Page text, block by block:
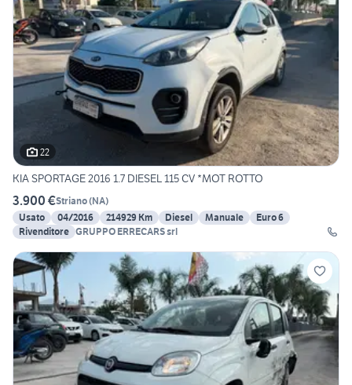
22
KIA SPORTAGE 2016 1.7 DIESEL 115 CV *MOT ROTTO
3.900 €Striano(NA)
Usato
04/2016 214929 Km Diesel Manuale
Euro 6
Rivenditore GRUPPO ERRECARS srl